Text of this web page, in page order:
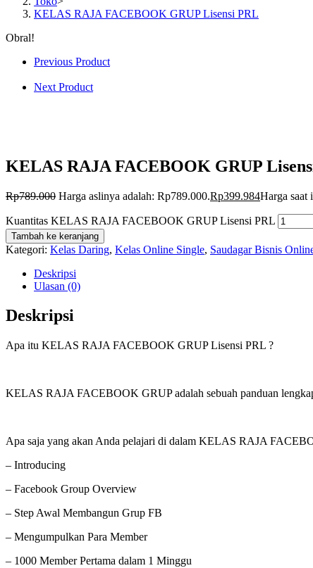
KELAS RAJA FACEBOOK GRUP Lisensi PRL
Obral!
Previous Product
Next Product
KELAS RAJA FACEBOOK GRUP
Rp789.000 Harga aslinya adalah: Rp789.000.Rp399.984Harga saat
Kuantitas KELAS RAJA FACEBOOK GRUP Lisensi PRL
Tambah ke keranjang
Kategori: Kelas Daring, Kelas Online Single, Saudagar Bisnis
Deskripsi
Ulasan (0)
Deskripsi
Apa itu KELAS RAJA FACEBOOK GRUP Lisensi PRL ?
KELAS RAJA FACEBOOK GRUP adalah sebuah panduan
Apa saja yang akan Anda pelajari di dalam KELAS RAJA
– Introducing
– Facebook Group Overview
– Step Awal Membangun Grup FB
– Mengumpulkan Para Member
– 1000 Member Pertama dalam 1 Minggu